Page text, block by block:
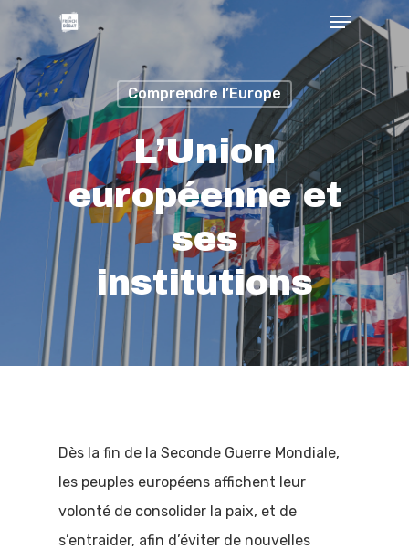
Comprendre l’Europe
L’Union
européenne et
ses
institutions
Dès la fin de la Seconde Guerre Mondiale,
les peuples européens affichent leur
volonté de consolider la paix, et de
s’entraider, afin d’éviter de nouvelles